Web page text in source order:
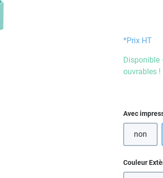
*Prix HT
Disponible
ouvrables !
Avec
non
Couleur